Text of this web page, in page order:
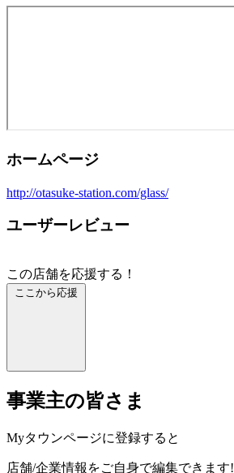
ホームページ
http://otasuke-station.com/glass/
ユーザーレビュー
この店舗を応援する！
ここから応援
事業主の皆さま
Myタウンページに登録すると
店舗/企業情報をご自身で編集できます!